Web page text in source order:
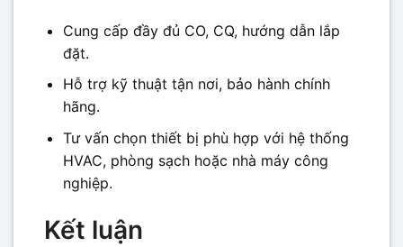
Cung cấp đầy đủ CO, CQ, hướng dẫn lắp
đặt.
Hỗ trợ kỹ thuật tận nơi, bảo hành chính
hãng.
Tư vấn chọn thiết bị phù hợp với hệ thống
HVAC, phòng sạch hoặc nhà máy công
nghiệp.
Kết luận